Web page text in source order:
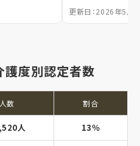
更新日：2026年5月
護度別認定者数
人数 割合
人 13％